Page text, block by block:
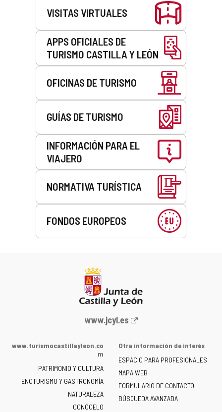
VISITAS VIRTUALES
APPS OFICIALES DE
TURISMO CASTILLA Y LEÓN
OFICINAS DE TURISMO
GUÍAS DE TURISMO
INFORMACIÓN PARA EL
VIAJERO
NORMATIVA TURÍSTICA
FONDOS EUROPEOS
Portal
la
de
Castilla
y
León
www.jcyl.es
www.turismocastillayleon.co
m
PATRIMONIO Y CULTURA
ENOTURISMO Y GASTRONOMÍA
NATURALEZA
CONÓCELO
Otra información de interés
ESPACIO PARA PROFESIONALES
MAPA WEB
FORMULARIO DE CONTACTO
BÚSQUEDA AVANZADA